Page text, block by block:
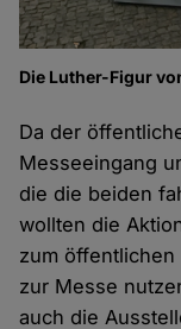
Die Luther-Figur
Da der
Messeeingang
die die beiden
wollten die
zum
zur Messe
auch die